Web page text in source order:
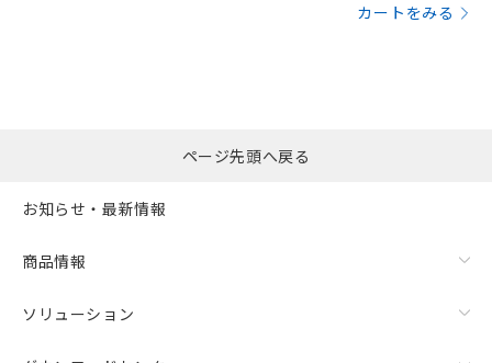
カートをみる
ページ先頭へ戻る
お知らせ・最新情報
商品情報
ソリューション